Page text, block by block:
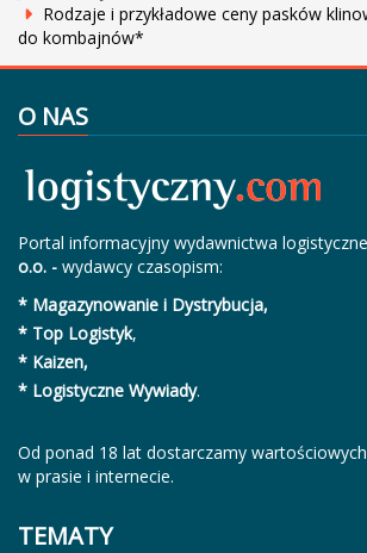
Rodzaje i przykładowe ceny pasków
do kombajnów*
O NAS
Portal informacyjny wydawnictwa
o.o. - wydawcy czasopism:
* Magazynowanie i Dystrybucja,
* Top Logistyk,
* Kaizen,
* Logistyczne Wywiady.
Od ponad 18 lat dostarczamy
w prasie i internecie.
TEMATY